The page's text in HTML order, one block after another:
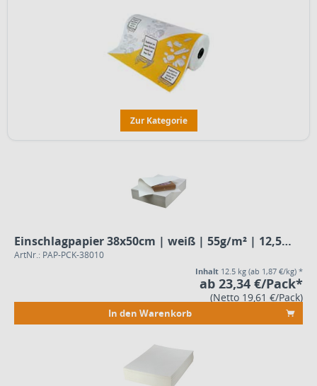
Zur Kategorie
Einschlagpapier 38x50cm | weiß | 55g/m² | 12,5kg - Pack
ArtNr.: PAP-PCK-38010
Inhalt 12.5 kg (ab 1,87 €/kg) *
ab 23,34 €/Pack*
(Netto 19,61 €/Pack)
In den Warenkorb